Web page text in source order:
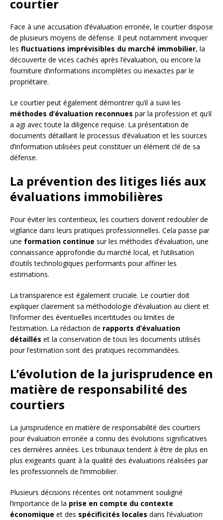
courtier
Face à une accusation d’évaluation erronée, le courtier dispose
de plusieurs moyens de défense. Il peut notamment invoquer
les fluctuations imprévisibles du marché immobilier, la
découverte de vices cachés après l’évaluation, ou encore la
fourniture d’informations incomplètes ou inexactes par le
propriétaire.
Le courtier peut également démontrer qu’il a suivi les
méthodes d’évaluation reconnues par la profession et qu’il
a agi avec toute la diligence requise. La présentation de
documents détaillant le processus d’évaluation et les sources
d’information utilisées peut constituer un élément clé de sa
défense.
La prévention des litiges liés aux
évaluations immobilières
Pour éviter les contentieux, les courtiers doivent redoubler de
vigilance dans leurs pratiques professionnelles. Cela passe par
une formation continue sur les méthodes d’évaluation, une
connaissance approfondie du marché local, et l’utilisation
d’outils technologiques performants pour affiner les
estimations.
La transparence est également cruciale. Le courtier doit
expliquer clairement sa méthodologie d’évaluation au client et
l’informer des éventuelles incertitudes ou limites de
l’estimation. La rédaction de rapports d’évaluation
détaillés et la conservation de tous les documents utilisés
pour l’estimation sont des pratiques recommandées.
L’évolution de la jurisprudence en
matière de responsabilité des
courtiers
La jurisprudence en matière de responsabilité des courtiers
pour évaluation erronée a connu des évolutions significatives
ces dernières années. Les tribunaux tendent à être de plus en
plus exigeants quant à la qualité des évaluations réalisées par
les professionnels de l’immobilier.
Plusieurs décisions récentes ont notamment souligné
l’importance de la prise en compte du contexte
économique et des spécificités locales dans l’évaluation